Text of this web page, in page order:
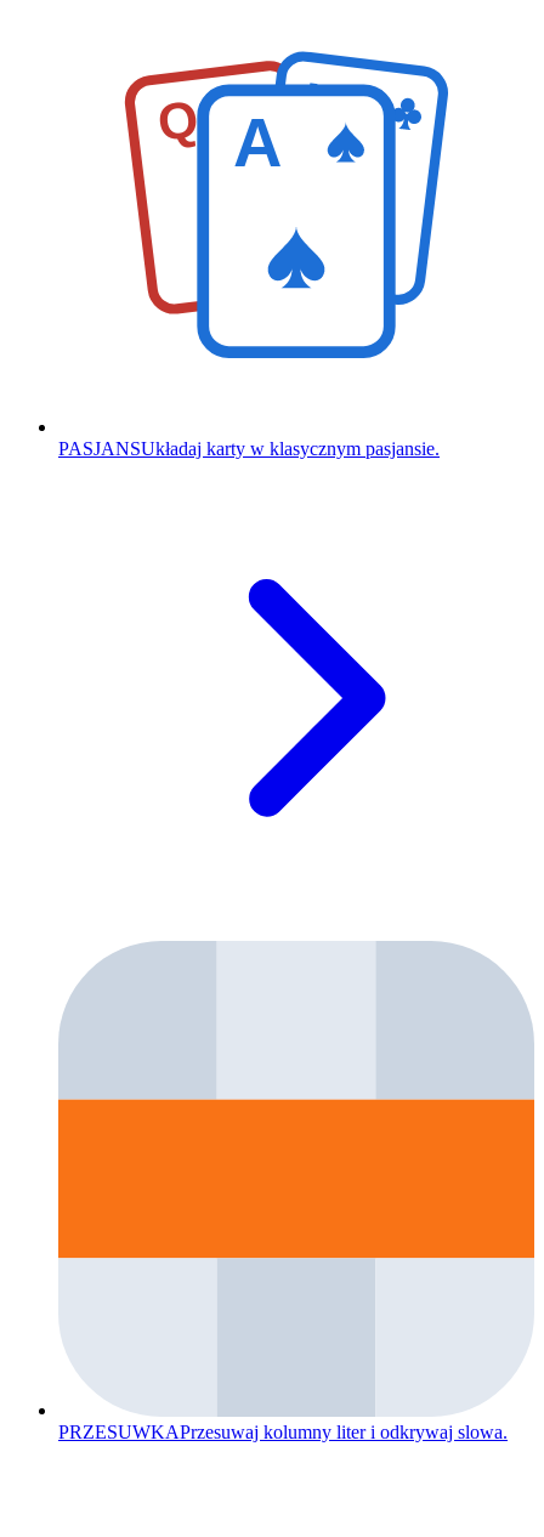
Q K
A
PASJANSUkładaj karty w klasycznym pasjansie.
PRZESUWKAPrzesuwaj kolumny liter i odkrywaj slowa.